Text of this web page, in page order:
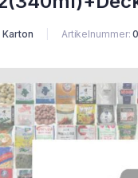
Karton Artikelnummer: